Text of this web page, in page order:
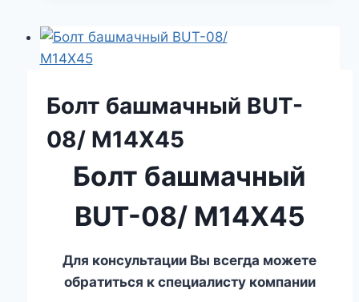
Болт башмачный BUT-
08/ M14X45
Болт башмачный
BUT-08/ M14X45
Для консультации Вы всегда можете
обратиться к специалисту компании